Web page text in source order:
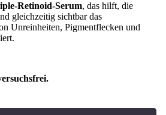
Retinoid-Serum, das hilft, die
gleichzeitig sichtbar das
Unreinheiten, Pigmentflecken und